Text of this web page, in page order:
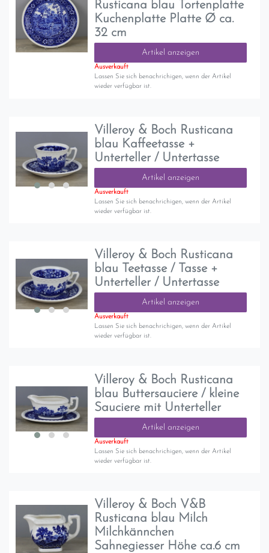
Rusticana blau Tortenplatte
Kuchenplatte Platte Ø ca.
32 cm
Artikel anzeigen
Ausverkauft
Lassen Sie sich benachrichigen, wenn der Artikel
wieder verfügbar ist.
Villeroy & Boch Rusticana
blau Kaffeetasse +
Unterteller / Untertasse
Artikel anzeigen
Ausverkauft
Lassen Sie sich benachrichigen, wenn der Artikel
wieder verfügbar ist.
Villeroy & Boch Rusticana
blau Teetasse / Tasse +
Unterteller / Untertasse
Artikel anzeigen
Ausverkauft
Lassen Sie sich benachrichigen, wenn der Artikel
wieder verfügbar ist.
Villeroy & Boch Rusticana
blau Buttersauciere / kleine
Sauciere mit Unterteller
Artikel anzeigen
Ausverkauft
Lassen Sie sich benachrichigen, wenn der Artikel
wieder verfügbar ist.
Villeroy & Boch V&B
Rusticana blau Milch
Milchkännchen
Sahnegiesser Höhe ca.6 cm